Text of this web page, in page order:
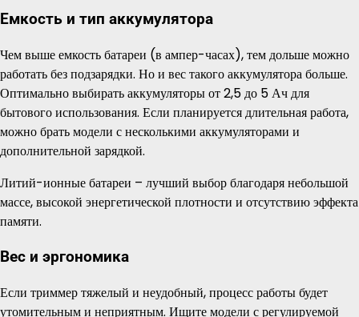
Емкость и тип аккумулятора
Чем выше емкость батареи (в ампер-часах), тем дольше можно
работать без подзарядки. Но и вес такого аккумулятора больше.
Оптимально выбирать аккумуляторы от 2,5 до 5 Ач для
бытового использования. Если планируется длительная работа,
можно брать модели с несколькими аккумуляторами и
дополнительной зарядкой.
Литий-ионные батареи – лучший выбор благодаря небольшой
массе, высокой энергетической плотности и отсутствию эффекта
памяти.
Вес и эргономика
Если триммер тяжелый и неудобный, процесс работы будет
утомительным и неприятным. Ищите модели с регулируемой